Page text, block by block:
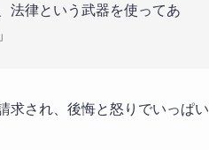
法律という武器を使ってあ
求され、後悔と怒りでいっぱい